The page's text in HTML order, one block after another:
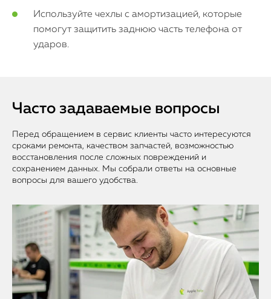
Используйте чехлы с амортизацией, которые
помогут защитить заднюю часть телефона от
ударов.
Часто задаваемые вопросы
Перед обращением в сервис клиенты часто интересуются
сроками ремонта, качеством запчастей, возможностью
восстановления после сложных повреждений и
сохранением данных. Мы собрали ответы на основные
вопросы для вашего удобства.